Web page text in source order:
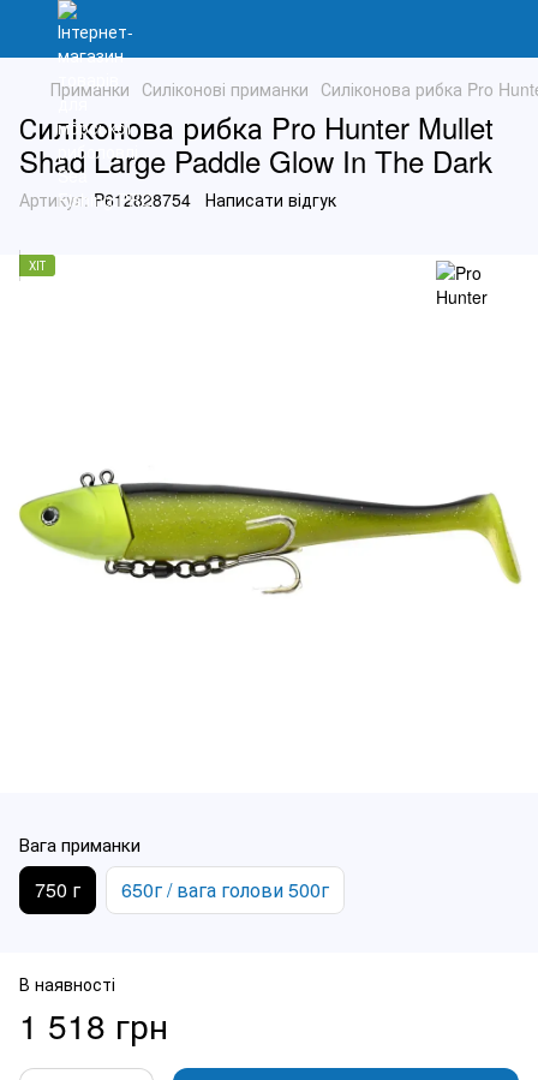
Приманки Силіконові приманки Силіконова рибка Pro
Силіконова рибка Pro Hunter Mullet
Shad Large Paddle Glow In The Dark
Артикул: P612828754 Написати відгук
ХІТ
Вага приманки
750 г 650г / вага голови 500г
В наявності
1 518 грн